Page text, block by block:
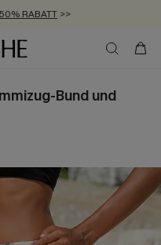
RABATT >>
EXTRA ERHALTEN
AB 89 €
Bund und